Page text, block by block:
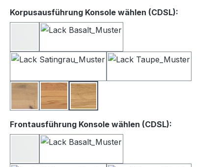
Korpusausführung Konsole wählen (CDSL):
BalkeneicheKernbucheWildeiche
Frontausführung Konsole wählen (CDSL):